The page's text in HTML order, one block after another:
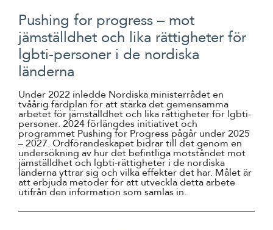
Pushing for progress – mot
jämställdhet och lika rättigheter för
lgbti-personer i de nordiska
länderna
Under 2022 inledde Nordiska ministerrådet en
tvåårig färdplan för att stärka det gemensamma
arbetet för jämställdhet och lika rättigheter för lgbti-
personer. 2024 förlängdes initiativet och
programmet Pushing for Progress pågår under 2025
– 2027. Ordförandeskapet bidrar till det genom en
undersökning av hur det befintliga motståndet mot
jämställdhet och lgbti-rättigheter i de nordiska
länderna yttrar sig och vilka effekter det har. Målet är
att erbjuda metoder för att utveckla detta arbete
utifrån den information som samlas in.